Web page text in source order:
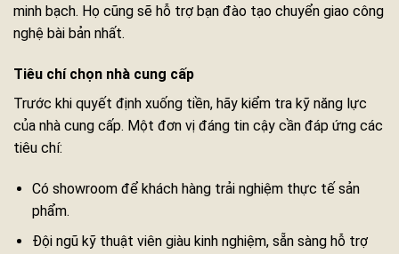
minh bạch. Họ cũng sẽ hỗ trợ bạn đào tạo chuyển giao công
nghệ bài bản nhất.
Tiêu chí chọn nhà cung cấp
Trước khi quyết định xuống tiền, hãy kiểm tra kỹ năng lực
của nhà cung cấp. Một đơn vị đáng tin cậy cần đáp ứng các
tiêu chí:
Có showroom để khách hàng trải nghiệm thực tế sản
phẩm.
Đội ngũ kỹ thuật viên giàu kinh nghiệm, sẵn sàng hỗ trợ